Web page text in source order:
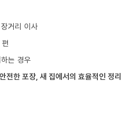
거리 이사
는 경우
전한 포장, 새 집에서의 효율적인 정리